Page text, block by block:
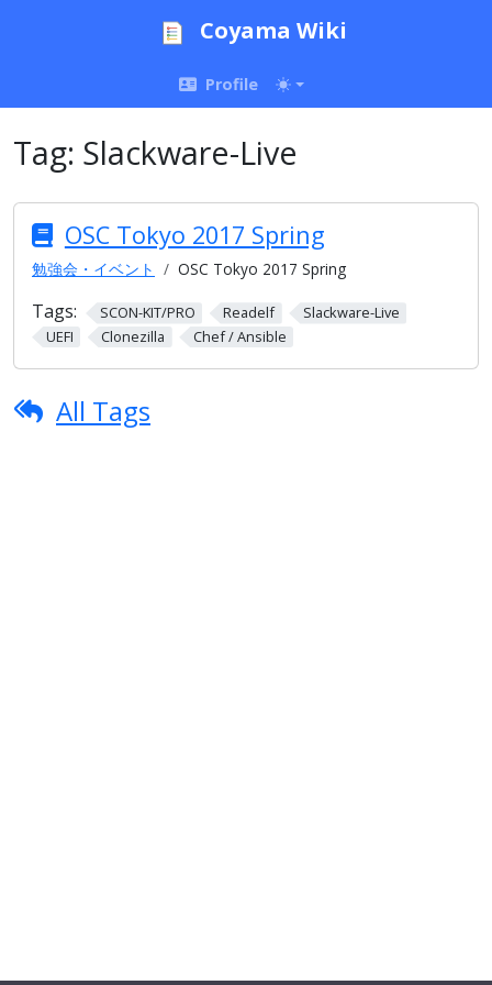
Coyama Wiki
Profile
Tag: Slackware-Live
OSC Tokyo 2017 Spring
勉強会・イベント OSC Tokyo 2017 Spring
Tags: SCON-KIT/PRO Readelf
Slackware-Live
UEFI
Clonezilla Chef / Ansible
All Tags